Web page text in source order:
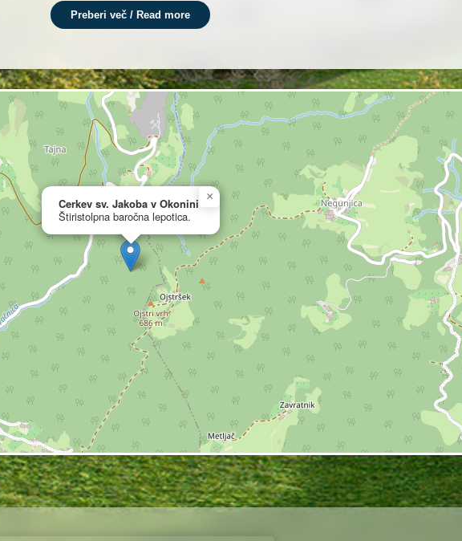
funkcija
gotske začetke v 15. stoletju. Današnja prostorska zasnova je
18. stoletja, ko je cerkev dobila pomembno romarsko
podobo, ki naj bi bila dediščina stikov flosarjev z
Preberi več / Read more
Cerkev sv. Jakoba v Okonini
Štiristolpna baročna lepotica.
×